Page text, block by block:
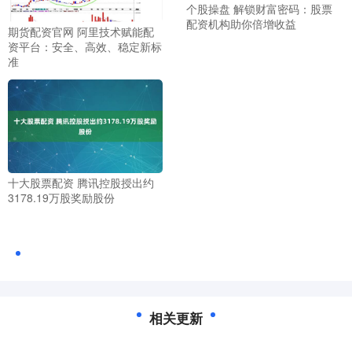
期货配资官网 阿里技术赋能配
资平台：安全、高效、稳定新标
准
个股操盘 解锁财富密码：股票
配资机构助你倍增收益
十大股票配资 腾讯控股授出约
3178.19万股奖励股份
相关更新